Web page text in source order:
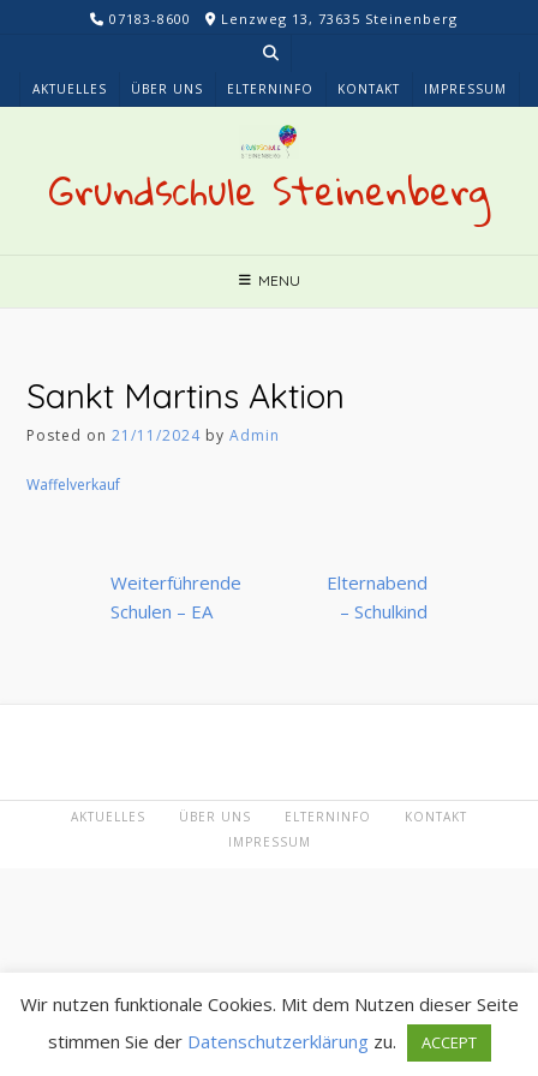
07183-8600 Lenzweg 13, 73635 Steinenberg
AKTUELLES ÜBER UNS ELTERNINFO KONTAKT IMPRESSUM
Grundschule Steinenberg
MENU
Sankt Martins Aktion
Posted on21/11/2024 byAdmin
Waffelverkauf
Beitrags-
Navigation
Weiterführende
Schulen – EA
Elternabend
– Schulkind
AKTUELLES ÜBER UNS ELTERNINFO
KONTAKT
IMPRESSUM
Wir nutzen funktionale Cookies. Mit dem Nutzen dieser Seite
stimmen Sie der Datenschutzerklärungzu. ACCEPT